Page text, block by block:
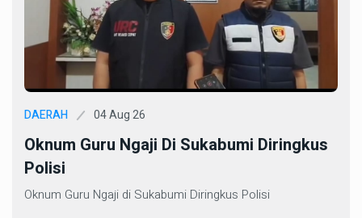
DAERAH 04 Aug 26
Oknum Guru Ngaji Di Sukabumi Diringkus
Polisi
Oknum Guru Ngaji di Sukabumi Diringkus Polisi